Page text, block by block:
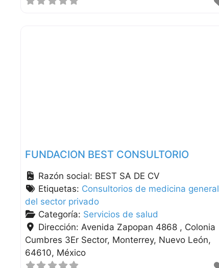
FUNDACION BEST CONSULTORIO
Razón social: BEST SA DE CV
Etiquetas: Consultorios de medicina general
del sector privado
Categoría: Servicios de salud
Dirección: Avenida Zapopan 4868 , Colonia
Cumbres 3Er Sector Monterrey Nuevo León
64610 México